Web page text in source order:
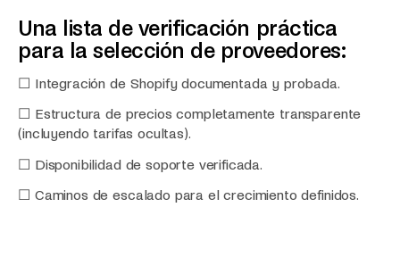
Una lista de verificación práctica
para la selección de proveedores:
☐ Integración de Shopify documentada y probada.
☐ Estructura de precios completamente transparente
(incluyendo tarifas ocultas).
☐ Disponibilidad de soporte verificada.
☐ Caminos de escalado para el crecimiento definidos.